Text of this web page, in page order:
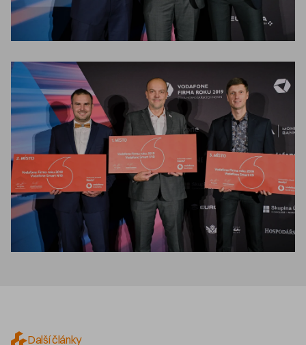
Další články